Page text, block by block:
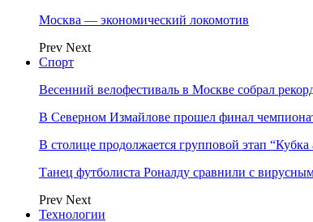
Москва — экономический локомотив
Prev Next
Спорт
Весенний велофестиваль в Москве собрал
В Северном Измайлове прошел финал
В столице продолжается групповой этап
Танец футболиста Роналду сравнили с
Prev Next
Технологии